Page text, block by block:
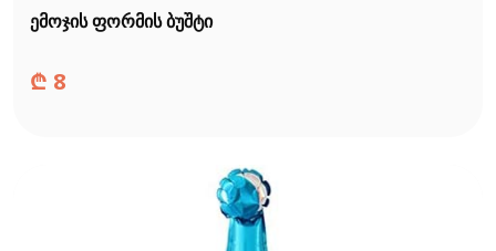
ემოჯის ფორმის ბუშტი
₾ 8